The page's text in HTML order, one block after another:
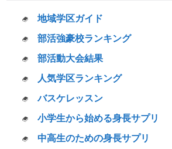
地域学区ガイド
部活強豪校ランキング
部活動大会結果
人気学区ランキング
バスケレッスン
小学生から始める身長サプリ
中高生のための身長サプリ